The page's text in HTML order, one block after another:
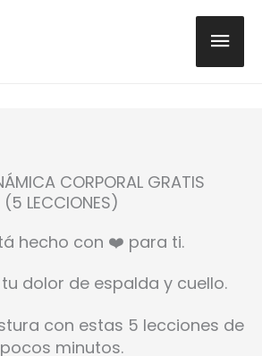
CORPORAL GRATIS
(5 LECCIONES)
hecho con ❤️ para ti.
dolor de espalda y cuello.
con estas 5 lecciones de
pocos minutos.